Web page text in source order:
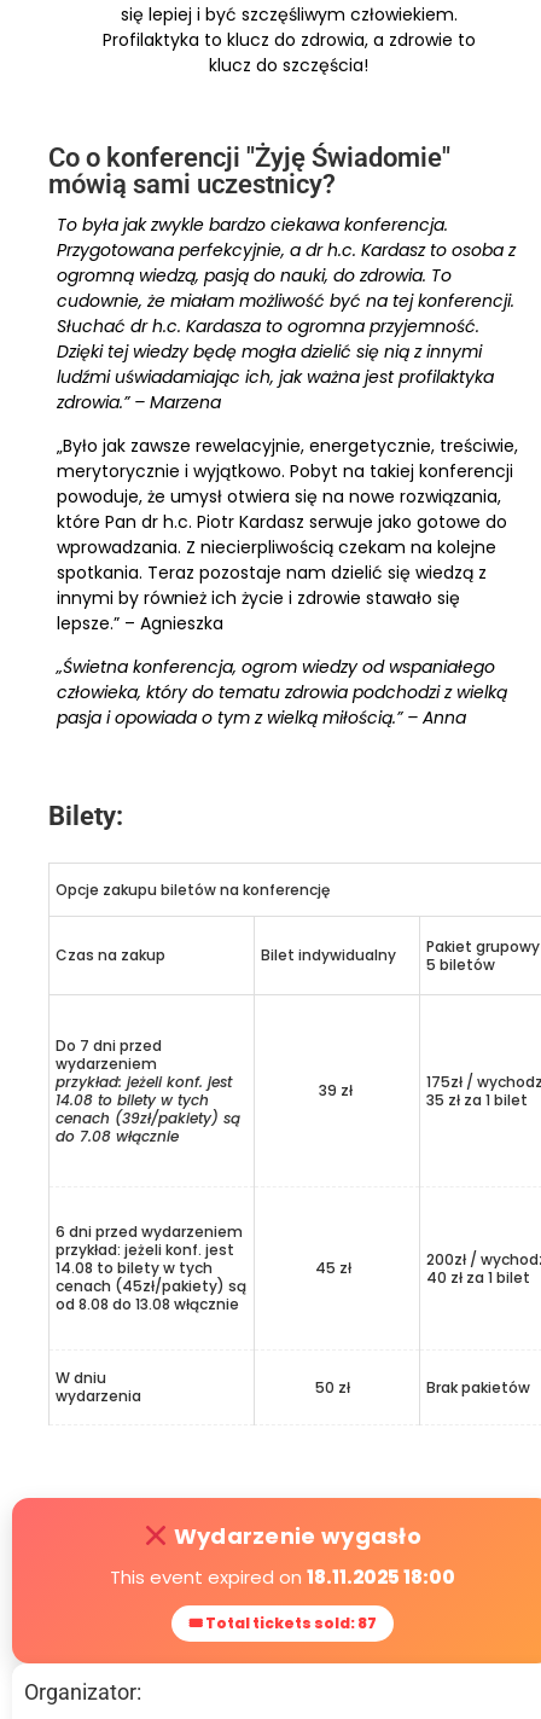
się lepiej i być szczęśliwym człowiekiem.
Profilaktyka to klucz do zdrowia, a zdrowie to
klucz do szczęścia!
Co o konferencji "Żyję Świadomie"
mówią sami uczestnicy?
To była jak zwykle bardzo ciekawa konferencja.
Przygotowana perfekcyjnie, a dr h.c. Kardasz to osoba z
ogromną wiedzą, pasją do nauki, do zdrowia. To
cudownie, że miałam możliwość być na tej konferencji.
Słuchać dr h.c. Kardasza to ogromna przyjemność.
Dzięki tej wiedzy będę mogła dzielić się nią z innymi
ludźmi uświadamiając ich, jak ważna jest profilaktyka
zdrowia.” – Marzena
„Było jak zawsze rewelacyjnie, energetycznie, treściwie,
merytorycznie i wyjątkowo. Pobyt na takiej konferencji
powoduje, że umysł otwiera się na nowe rozwiązania,
które Pan dr h.c. Piotr Kardasz serwuje jako gotowe do
wprowadzania. Z niecierpliwością czekam na kolejne
spotkania. Teraz pozostaje nam dzielić się wiedzą z
innymi by również ich życie i zdrowie stawało się
lepsze.” – Agnieszka
„Świetna konferencja, ogrom wiedzy od wspaniałego
człowieka, który do tematu zdrowia podchodzi z wielką
pasja i opowiada o tym z wielką miłością.” – Anna
Bilety:
Opcje zakupu biletów na konferencję
Czas na zakup Bilet indywidualny
Pakiet grupowy
5 biletów
Do 7 dni przed
wydarzeniem
przykład: jeżeli konf. jest
14.08 to bilety w tych
cenach (39zł/pakiety) są
do 7.08 włącznie
39 zł
175zł /
35 zł za 1 bilet
6 dni przed wydarzeniem
przykład: jeżeli konf. jest
14.08 to bilety w tych
cenach (45zł/pakiety) są
od 8.08 do 13.08 włącznie
45 zł
200zł /
40 zł za 1 bilet
W dniu
wydarzenia
50 zł Brak pakietów
Wydarzenie wygasło
This event expired on 18.11.2025 18:00
🎟 Total tickets sold: 87
Organizator: